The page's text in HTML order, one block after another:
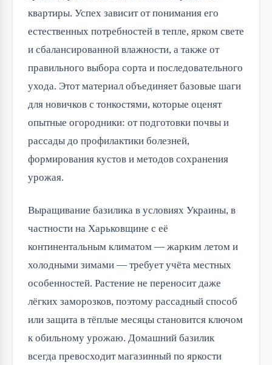
квартиры. Успех зависит от понимания его
естественных потребностей в тепле, ярком свете
и сбалансированной влажности, а также от
правильного выбора сорта и последовательного
ухода. Этот материал объединяет базовые шаги
для новичков с тонкостями, которые оценят
опытные огородники: от подготовки почвы и
рассады до профилактики болезней,
формирования кустов и методов сохранения
урожая.
Выращивание базилика в условиях Украины, в
частности на Харьковщине с её
континентальным климатом — жарким летом и
холодными зимами — требует учёта местных
особенностей. Растение не переносит даже
лёгких заморозков, поэтому рассадный способ
или защита в тёплые месяцы становится ключом
к обильному урожаю. Домашний базилик
всегда превосходит магазинный по яркости